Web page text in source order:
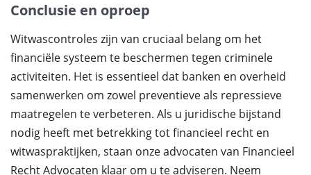
Conclusie en oproep
Witwascontroles zijn van cruciaal belang om het
financiële systeem te beschermen tegen criminele
activiteiten. Het is essentieel dat banken en overheid
samenwerken om zowel preventieve als repressieve
maatregelen te verbeteren. Als u juridische bijstand
nodig heeft met betrekking tot financieel recht en
witwaspraktijken, staan onze advocaten van Financieel
Recht Advocaten klaar om u te adviseren. Neem